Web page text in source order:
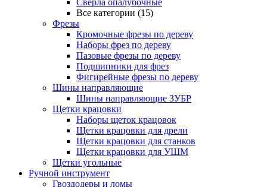
Сверла опалубочные
Все категории (15)
Фрезы
Кромочные фрезы по дереву
Наборы фрез по дереву
Пазовые фрезы по дереву
Подшипники для фрез
Фигирейные фрезы по дереву
Шины направляющие
Шины направляющие ЗУБР
Щетки крацовки
Наборы щеток крацовок
Щетки крацовки для дрели
Щетки крацовки для станков
Щетки крацовки для УШМ
Щетки угольные
Ручной инструмент
Гвоздодеры и ломы